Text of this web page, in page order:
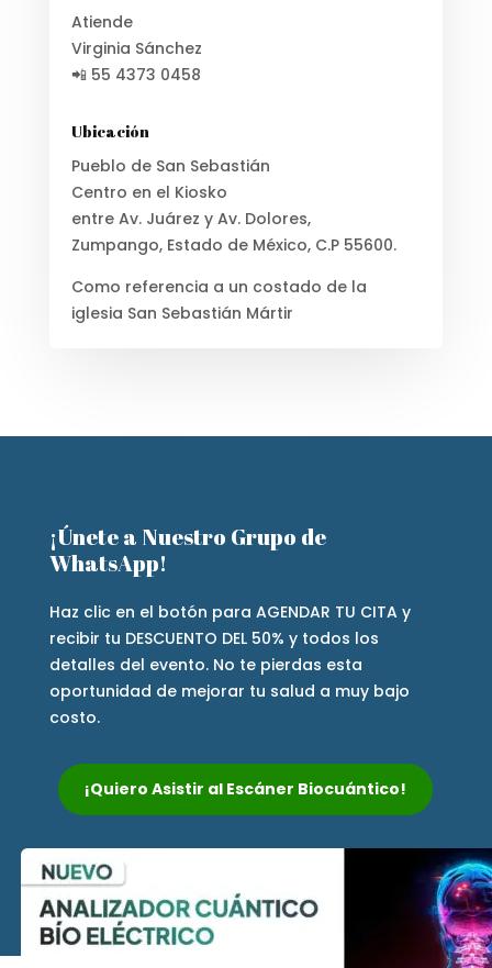
Atiende
Virginia Sánchez
📲 55 4373 0458
Ubicación
Pueblo de San Sebastián
Centro en el Kiosko
entre Av. Juárez y Av. Dolores,
Zumpango, Estado de México, C.P 55600.
Como referencia a un costado de la
iglesia San Sebastián Mártir
¡Únete a Nuestro Grupo de
WhatsApp!
Haz clic en el botón para AGENDAR TU CITA y
recibir tu DESCUENTO DEL 50% y todos los
detalles del evento. No te pierdas esta
oportunidad de mejorar tu salud a muy bajo
costo.
¡Quiero Asistir al Escáner Biocuántico!